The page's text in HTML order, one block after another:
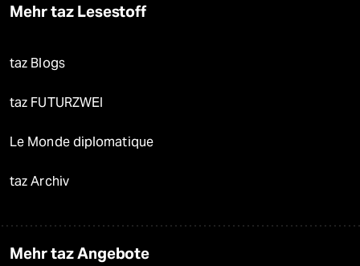
Mehr taz Lesestoff
taz Blogs
taz FUTURZWEI
Le Monde diplomatique
taz Archiv
Mehr taz Angebote